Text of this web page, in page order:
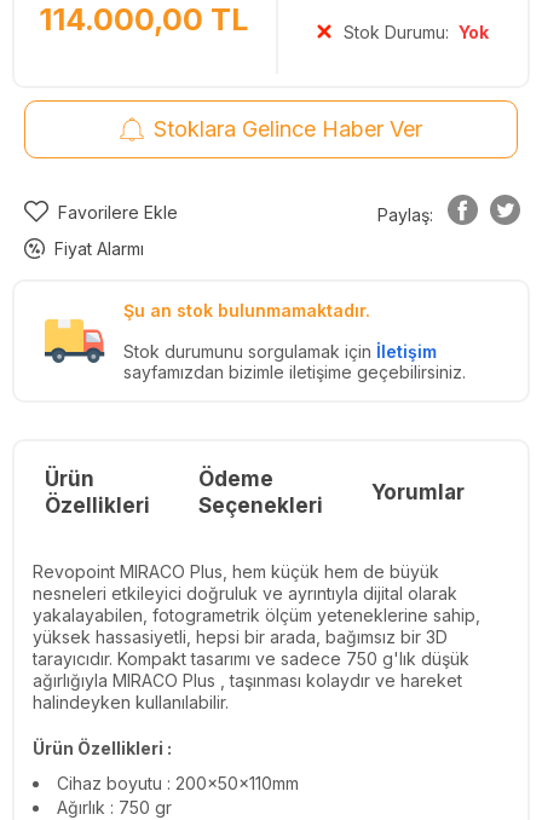
114.000,00 TL Stok Durumu:Yok
Stoklara Gelince Haber Ver
Favorilere Ekle
Fiyat Alarmı
Paylaş:
Şu an stok bulunmamaktadır.
Stok durumunu sorgulamak için İletişim
sayfamızdan bizimle iletişime geçebilirsiniz.
Ürün
Özellikleri
Ödeme
Seçenekleri
Yorumlar
Revopoint MIRACO Plus, hem küçük hem de büyük
nesneleri etkileyici doğruluk ve ayrıntıyla dijital olarak
yakalayabilen, fotogrametrik ölçüm yeteneklerine sahip,
yüksek hassasiyetli, hepsi bir arada, bağımsız bir 3D
tarayıcıdır. Kompakt tasarımı ve sadece 750 g'lık düşük
ağırlığıyla MIRACO Plus , taşınması kolaydır ve hareket
halindeyken kullanılabilir.
Ürün Özellikleri :
Cihaz boyutu : 200x50x110mm
Ağırlık : 750 gr